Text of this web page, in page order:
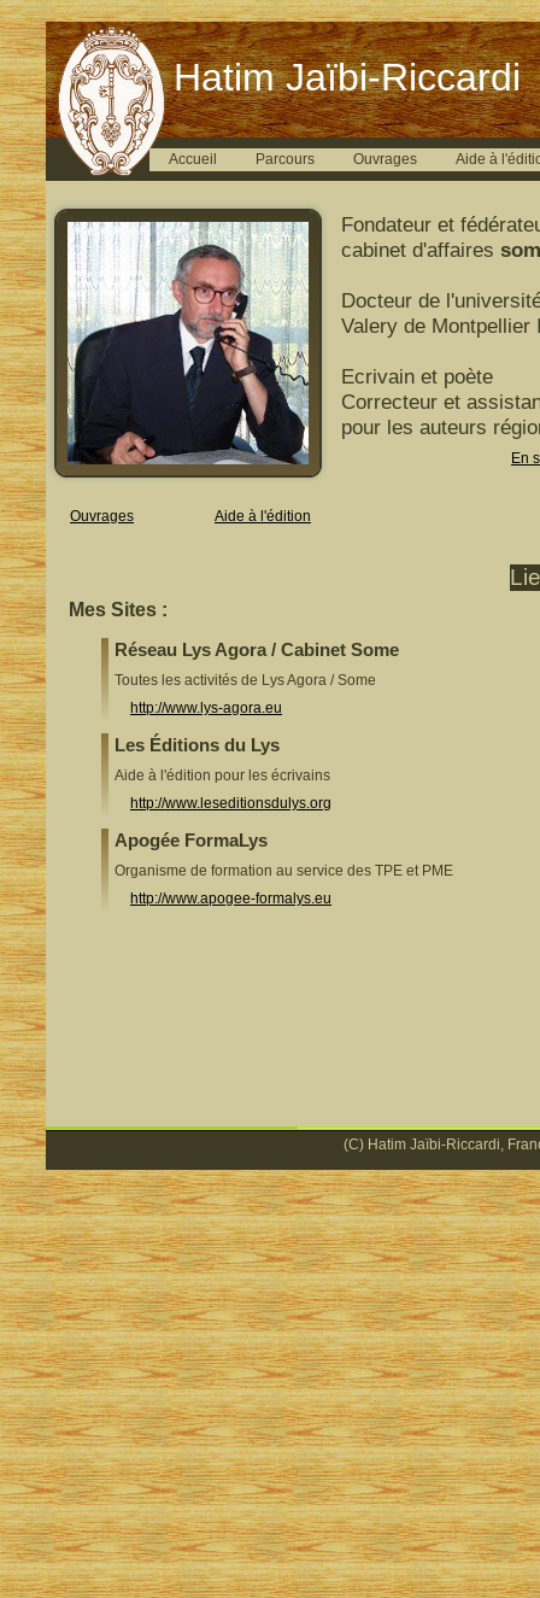
Hatim Jaïbi-Riccardi
Accueil Parcours Ouvrages Aide à
Fondateur et
cabinet d'affaires
Docteur de
Valery de Montpellier
Ecrivain et poète
Correcteur et
pour les auteurs
En
Ouvrages Aide à l'édition
Mes Sites :
Réseau Lys Agora / Cabinet Some
Toutes les activités de Lys Agora / Some
http://www.lys-agora.eu
Les Éditions du Lys
Aide à l'édition pour les écrivains
http://www.leseditionsdulys.org
Apogée FormaLys
Organisme de formation au service des TPE et PME
http://www.apogee-formalys.eu
(C) Hatim Jaïbi-Riccardi,